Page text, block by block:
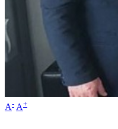
A- A+